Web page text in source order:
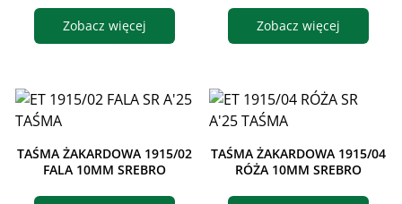
Zobacz więcej Zobacz więcej
TAŚMA ŻAKARDOWA 1915/02
FALA 10MM SREBRO
TAŚMA ŻAKARDOWA 1915/04
RÓŻA 10MM SREBRO